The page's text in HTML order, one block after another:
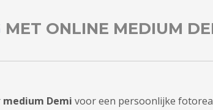
MET ONLINE MEDIUM
medium Demi voor een persoonlijke